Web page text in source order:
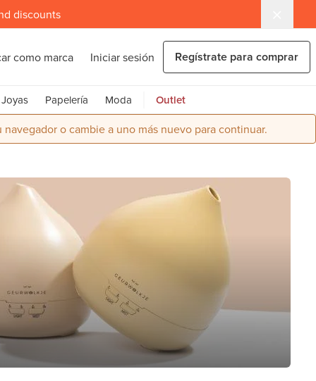
discounts
como marca Iniciar sesión Regístrate para comprar
Joyas Papelería Moda Outlet
o cambie a uno más nuevo para continuar.